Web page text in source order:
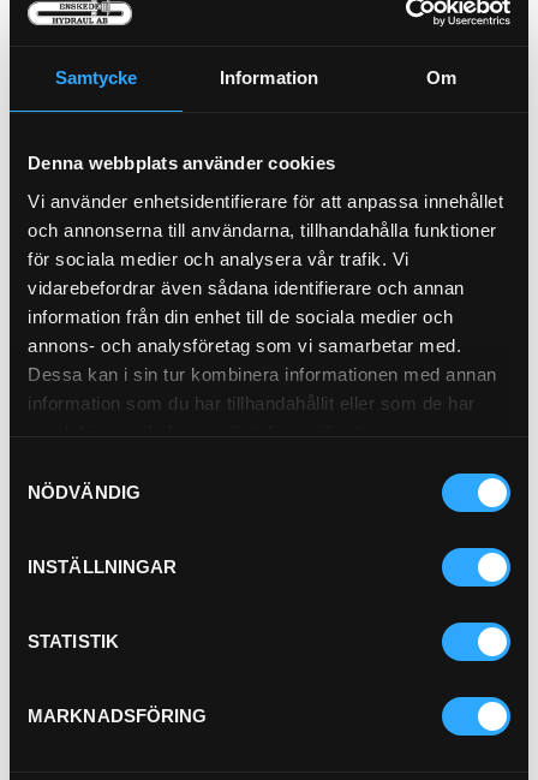
Samtycke Information Om
Denna webbplats använder cookies
Vi använder enhetsidentifierare för att anpassa innehållet
och annonserna till användarna, tillhandahålla funktioner
för sociala medier och analysera vår trafik. Vi
vidarebefordrar även sådana identifierare och annan
information från din enhet till de sociala medier och
annons- och analysföretag som vi samarbetar med.
Dessa kan i sin tur kombinera informationen med annan
information som du har tillhandahållit eller som de har
NÖDVÄNDIG
INSTÄLLNINGAR
STATISTIK
MARKNADSFÖRING
TD63KBE
LAE2
L90G (D6H-
TIER 4)
L90H
L110F (D7E
LBE3)
L120
L120B L120D